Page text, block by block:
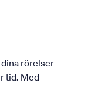
rörelser
tid. Med